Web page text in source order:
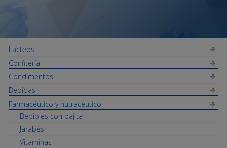
Lacteos
Confitería
Condimentos
Bebidas
Farmacéutico y nutracéutico
Bebibles con pajita
Jarabes
Vitaminas